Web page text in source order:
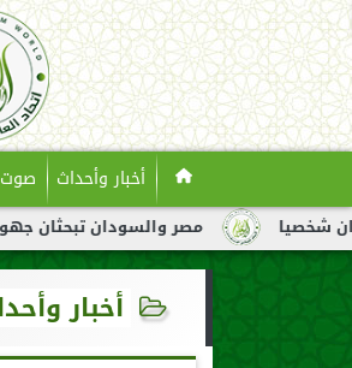
أخبار وأحداث
مصر والسودان تبحثان جهود استعادة
أخبار